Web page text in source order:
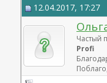
12.04.2017, 17:27
Частый
Profi